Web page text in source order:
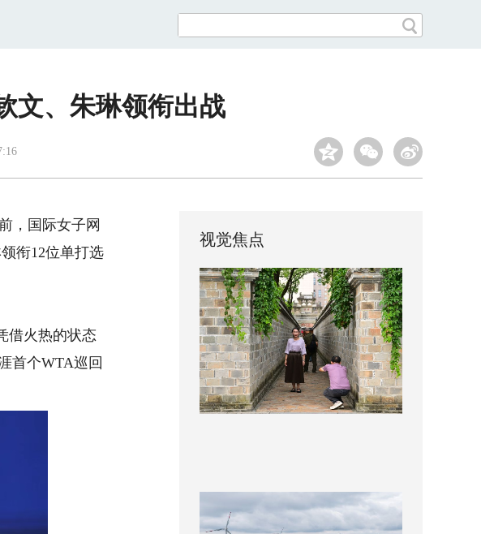
文、朱琳领衔出战
，国际女子网
衔12位单打选
借火热的状态
首个WTA巡回
视觉焦点